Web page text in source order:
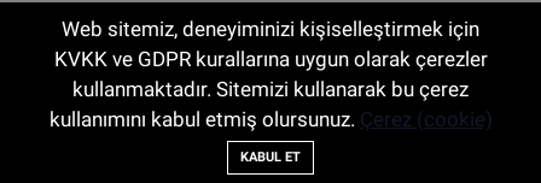
RSS Copyright © 2025 Sonhaber.eu Her hakkı saklıdır.
Haber Yazılımı:TE Bilişim
Web sitemiz, deneyiminizi kişiselleştirmek için
KVKK ve GDPR kurallarına uygun olarak çerezler
kullanmaktadır. Sitemizi kullanarak bu çerez
kullanımını kabul etmiş olursunuz. Çerez (cookie)
KABUL ET